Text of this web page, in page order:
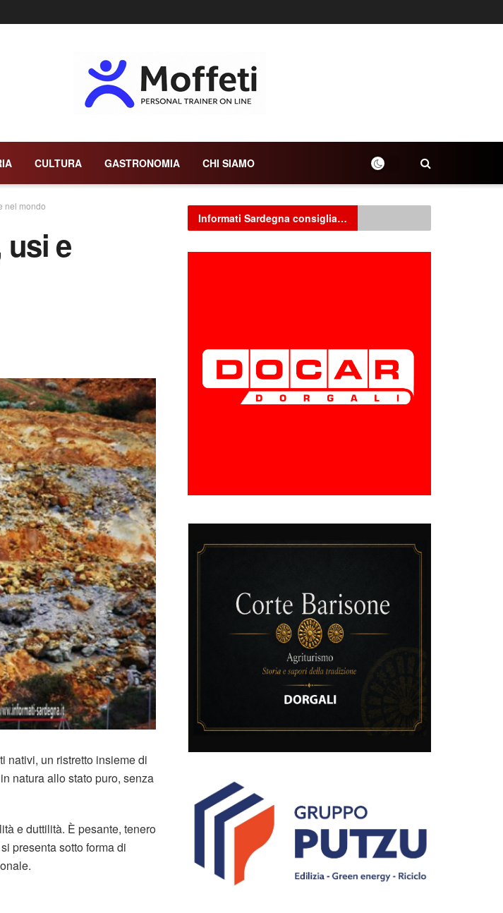
CULTURA GASTRONOMIA CHI SIAMO
nel mondo
usi e
nativi, un ristretto insieme di
natura allo stato puro, senza
e duttilità. È pesante, tenero
si presenta sotto forma di
Informati Sardegna consiglia…